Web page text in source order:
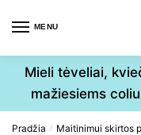
MENU
Mieli tėveliai,
mažiesiems
Pradžia / Maitinimui skirtos